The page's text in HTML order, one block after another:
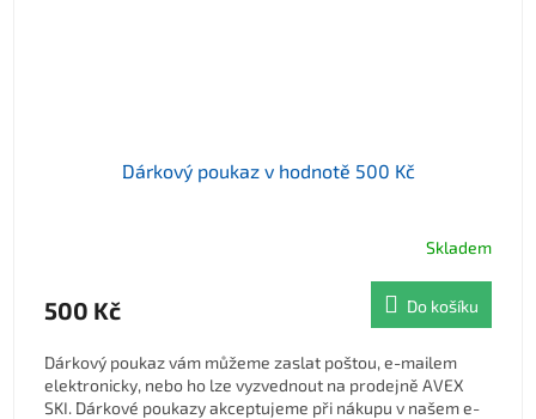
Dárkový poukaz v hodnotě 500 Kč
Skladem
500 Kč Do košíku
Dárkový poukaz vám můžeme zaslat poštou, e-mailem
elektronicky, nebo ho lze vyzvednout na prodejně AVEX
SKI. Dárkové poukazy akceptujeme při nákupu v našem e-